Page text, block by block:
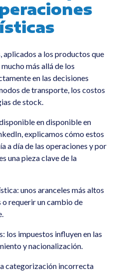
All
aplicados a los productos que
más allá de los
en las decisiones
de transporte, los costos
de stock.
en disponible en
explicamos cómo estos
a día de las operaciones y por
una pieza clave de la
unos aranceles más altos
requerir un cambio de
los impuestos influyen en las
y nacionalización.
categorización incorrecta